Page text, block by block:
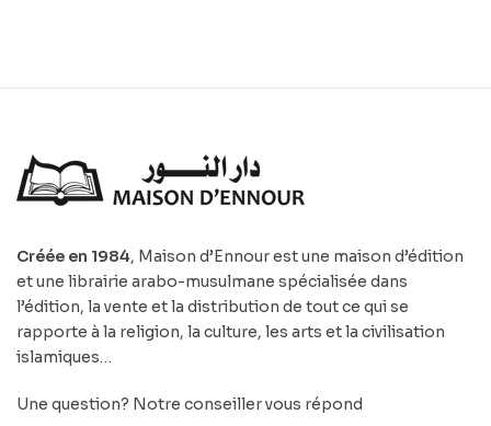
Créée en 1984, Maison d’Ennour est une maison d’édition
et une librairie arabo-musulmane spécialisée dans
l’édition, la vente et la distribution de tout ce qui se
rapporte à la religion, la culture, les arts et la civilisation
islamiques…
Une question? Notre conseiller vous répond